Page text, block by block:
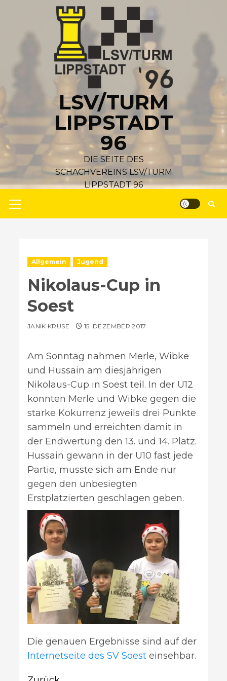
LSV/TURM
LIPPSTADT
96
DIE SEITE DES
SCHACHVEREINS LSV/TURM
LIPPSTADT 96
Primäres
Menü
Allgemein Jugend
Nikolaus-Cup in
Soest
JANIK KRUSE 15. DEZEMBER 2017
Am Sonntag nahmen Merle, Wibke
und Hussain am diesjährigen
Nikolaus-Cup in Soest teil. In der U12
konnten Merle und Wibke gegen die
starke Kokurrenz jeweils drei Punkte
sammeln und erreichten damit in
der Endwertung den 13. und 14. Platz.
Hussain gewann in der U10 fast jede
Partie, musste sich am Ende nur
gegen den unbesiegten
Erstplatzierten geschlagen geben.
Die genauen Ergebnisse sind auf der
Internetseite des SV Soesteinsehbar.